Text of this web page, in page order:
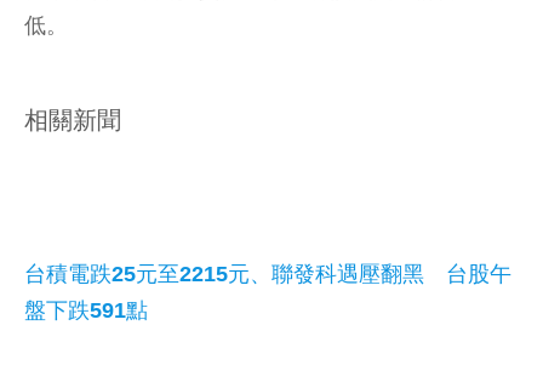
低。
相關新聞
台積電跌25元至2215元、聯發科遇壓翻黑 台股午
盤下跌591點